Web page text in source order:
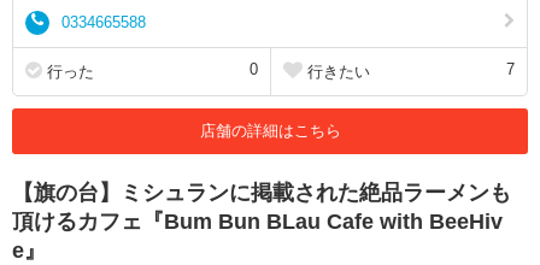
0334665588
行った 0 行きたい 7
店舗の詳細はこちら
【旗の台】ミシュランに掲載された絶品ラーメンも
頂けるカフェ『Bum Bun BLau Cafe with BeeHiv
e』